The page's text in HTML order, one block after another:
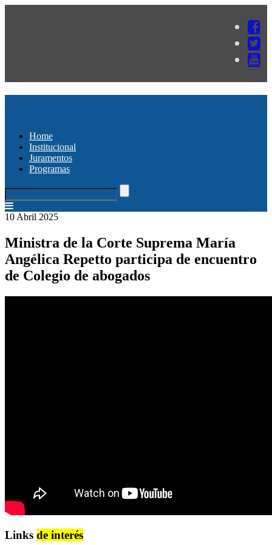
Home
Institucional
Juramentos
Programas
10 Abril 2025
Ministra de la Corte Suprema María
Angélica Repetto participa de encuentro
de Colegio de abogados
Links de interés